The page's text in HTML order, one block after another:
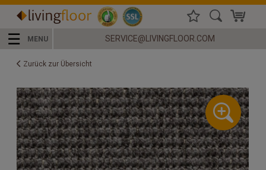
☰ MENU SERVICE@LIVINGFLOOR.COM
Zurück zur Übersicht